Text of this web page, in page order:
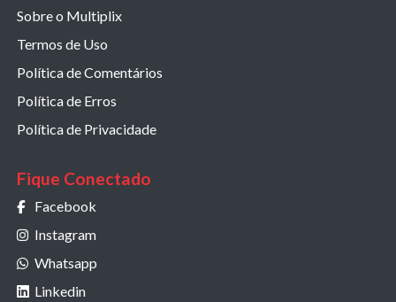
Sobre o Multiplix
Termos de Uso
Política de Comentários
Política de Erros
Política de Privacidade
Fique Conectado
Facebook
Instagram
Whatsapp
Linkedin